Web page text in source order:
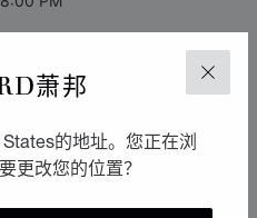
关闭
萧邦
的地址。您正在浏
更改您的位置？
PM
PM
PM